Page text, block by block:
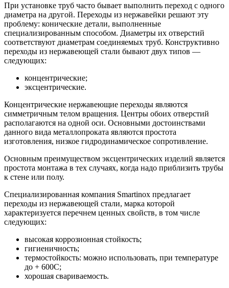
При установке труб часто бывает выполнить переход с одного
диаметра на другой. Переходы из нержавейки решают эту
проблему: конические детали, выполненные
специализированным способом. Диаметры их отверстий
соответствуют диаметрам соединяемых труб. Конструктивно
переходы из нержавеющей стали бывают двух типов —
следующих:
концентрические;
эксцентрические.
Концентрические нержавеющие переходы являются
симметричным телом вращения. Центры обоих отверстий
располагаются на одной оси. Основными достоинствами
данного вида металлопроката являются простота
изготовления, низкое гидродинамическое сопротивление.
Основным преимуществом эксцентрических изделий является
простота монтажа в тех случаях, когда надо приблизить трубы
к стене или полу.
Специализированная компания Smartinox предлагает
переходы из нержавеющей стали, марка которой
характеризуется перечнем ценных свойств, в том числе
следующих:
высокая коррозионная стойкость;
гигиеничность;
термостойкость: можно использовать, при температуре
до + 600С;
хорошая свариваемость.